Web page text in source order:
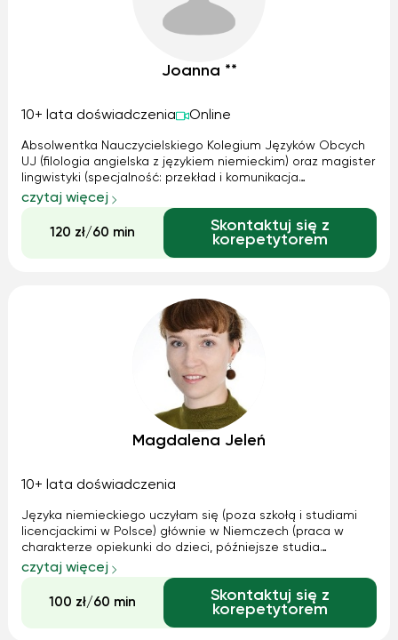
Joanna **
10+ lata doświadczenia Online
Absolwentka Nauczycielskiego Kolegium Języków Obcych
UJ (filologia angielska z językiem niemieckim) oraz magister
lingwistyki (specjalność: przekład i komunikacja
międzykulturowa) udzieli korepetycji z języka angielskiego i
niemieckiego na różnych poziomach zaawansowania.
Posiadam wieloletnie doświa...
czytaj więcej
120 zł/60 min
Skontaktuj się z
korepetytorem
Magdalena Jeleń
10+ lata doświadczenia
Języka niemieckiego uczyłam się (poza szkołą i studiami
licencjackimi w Polsce) głównie w Niemczech (praca w
charakterze opiekunki do dzieci, późniejsze studia
magisterskie). Mam duże doświadczenie w zakresie
poziomów nauczania oraz podziału wiekowego. Do każdej
osoby podchodzę bardzo indywidualnie ...
czytaj więcej
100 zł/60 min
Skontaktuj się z
korepetytorem